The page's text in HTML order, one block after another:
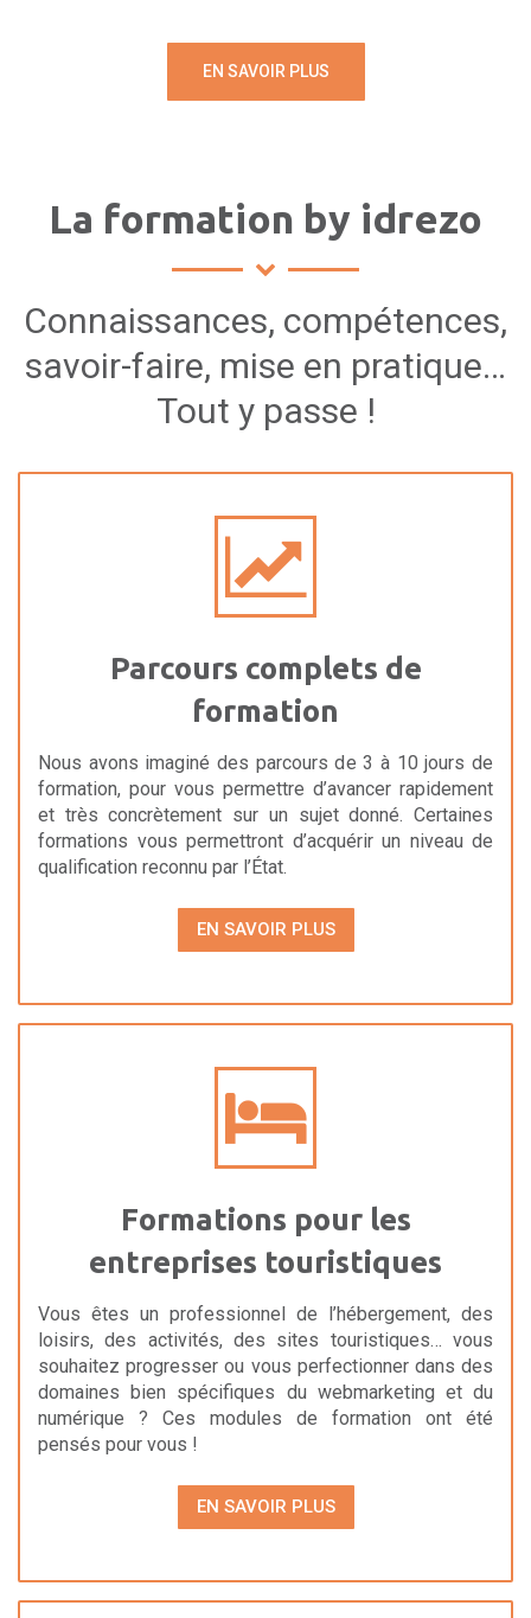
EN SAVOIR PLUS
La formation by idrezo
Connaissances, compétences,
savoir-faire, mise en pratique…
Tout y passe !
Parcours complets de
formation
Nous avons imaginé des parcours de 3 à 10 jours de
formation, pour vous permettre d’avancer rapidement
et très concrètement sur un sujet donné. Certaines
formations vous permettront d’acquérir un niveau de
qualification reconnu par l’État.
EN SAVOIR PLUS
Formations pour les
entreprises touristiques
Vous êtes un professionnel de l’hébergement, des
loisirs, des activités, des sites touristiques… vous
souhaitez progresser ou vous perfectionner dans des
domaines bien spécifiques du webmarketing et du
numérique ? Ces modules de formation ont été
pensés pour vous !
EN SAVOIR PLUS